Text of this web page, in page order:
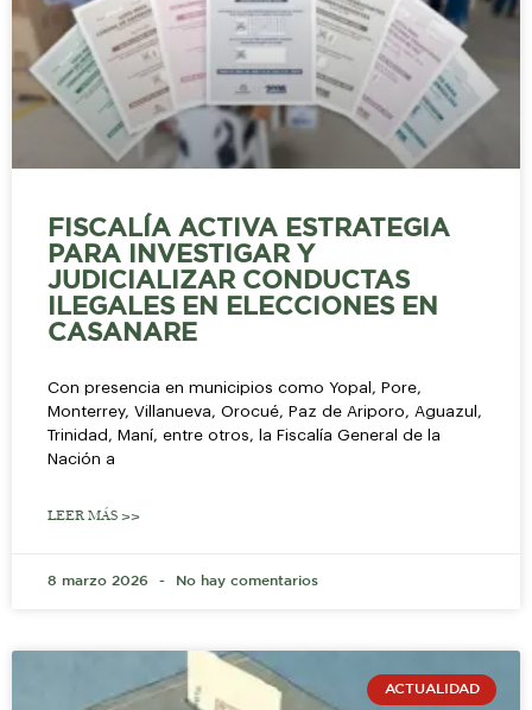
FISCALÍA ACTIVA ESTRATEGIA
PARA INVESTIGAR Y
JUDICIALIZAR CONDUCTAS
ILEGALES EN ELECCIONES EN
CASANARE
Con presencia en municipios como Yopal, Pore,
Monterrey, Villanueva, Orocué, Paz de Ariporo, Aguazul,
Trinidad, Maní, entre otros, la Fiscalía General de la
Nación a
LEER MÁS >>
8 marzo 2026 No hay comentarios
ACTUALIDAD